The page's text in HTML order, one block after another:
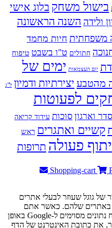
בישול משחק בלוג אישי
ולידה השנה הראשונה
משפחתית חיות מחמד
חתולים ט"ו בשבט טיפוח
יום העצמאות ימים של
מהטבע יצירתיות ודמיון ל"ג
לפעוטות
סדר וארגון סוכות עידוד קריאה
קשיים ואתגרים ראש
פעולה תרופות
Shopping-cart
של גוגל שעוזר לבעלי אתרים
באתרים שלהם. כאשר אתם
מבקרים באתר זה הדפדפן שלכם שולח נתונים מסוימים ל-Google באופן
את כתובת האינטרנט של הדף